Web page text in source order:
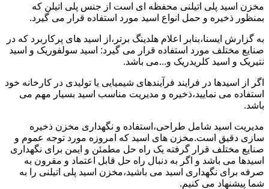
مخزن اسید پلی اتیلنی محفظه ای است از جنس پلی اتیلن که
بمنظور ذخیره و حمل انواع اسید مورد استفاده قرار می گیرد.
به گزارش ایسنا،بنابر اعلام هلدینگ برتر،از اسید های پرکاربرد که در
صنایع مختلف مورد استفاده قرار می گیرد: اسید سولفوریک و اسید
نتیریک و اسید کلریدریک و...می باشد.
اگر از اسیدها در فرایند فرآیندهای شیمیایی یا تولیدی در کارخانه خود
استفاده می نمایید،ذخیره و مدیریت مناسب اسید بسیار مهم می
باشد.
مدیریت اسید شامل طراحی،استفاده و نگهداری مخزن ذخیره
سازی دقیق است.مخزن های اسید که امروزه مورد توجه عموم و
صنایع مختلف قرار گرفته یک راه حل مطمئن و ایمن برای نگهداری
اسیدها می باشد و اگر به دنبال راه حل قابل اعتماد و مقرون به
صرفه برای نگهداری اسید می باشید،مخزن اسید پلی اتیلنی را به
شما پیشنهاد می کنیم.